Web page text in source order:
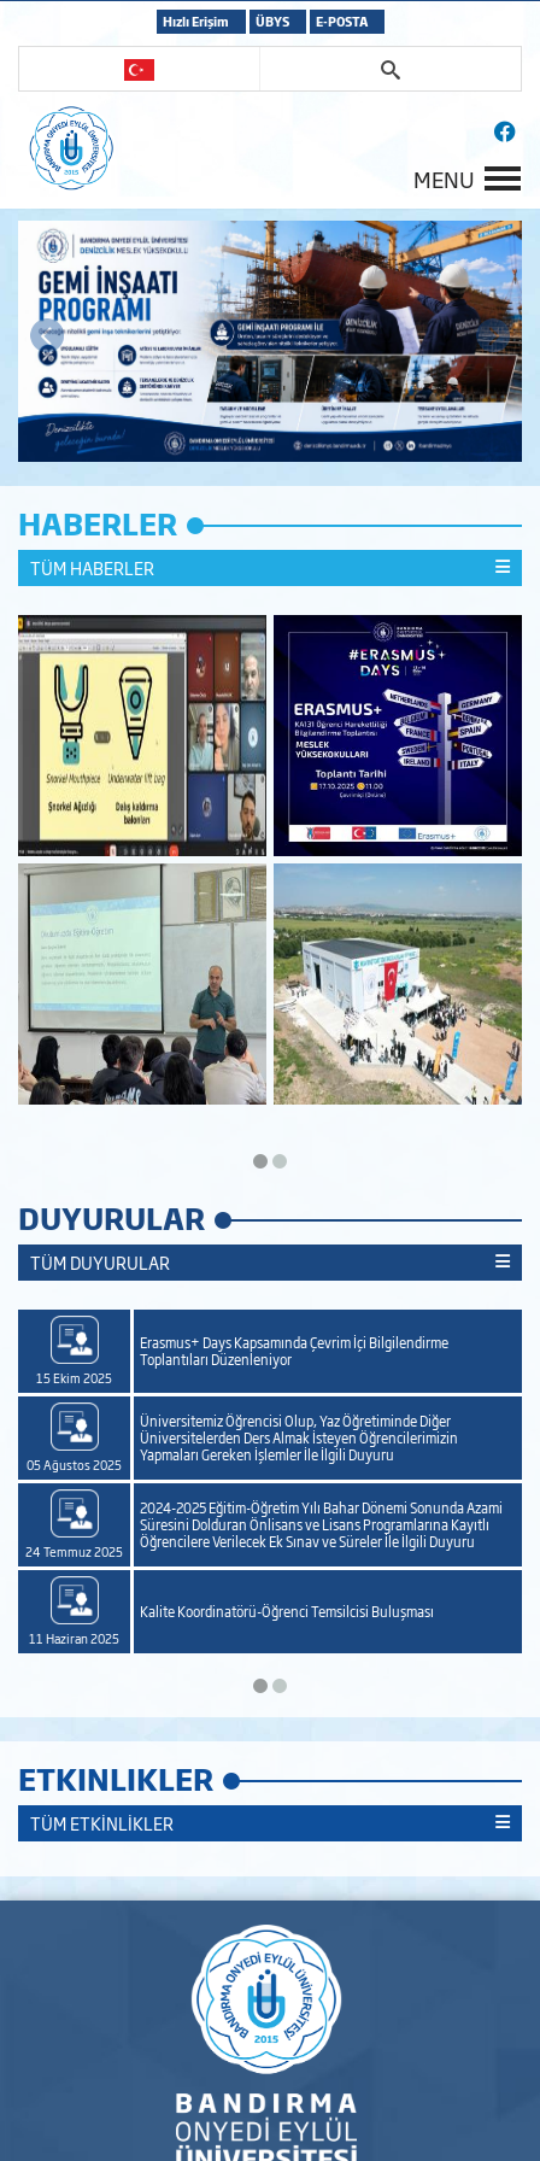
Hızlı Erişim ÜBYS E-POSTA
MENU
TÜM HABERLER
HABERLER
TÜM DUYURULAR
DUYURULAR
15 Ekim 2025
Erasmus+ Days Kapsamında Çevrim İçi Bilgilendirme
Toplantıları Düzenleniyor
05 Ağustos 2025
Üniversitemiz Öğrencisi Olup, Yaz Öğretiminde Diğer
Üniversitelerden Ders Almak İsteyen Öğrencilerimizin
Yapmaları Gereken İşlemler İle İlgili Duyuru
24 Temmuz 2025
2024-2025 Eğitim-Öğretim Yılı Bahar Dönemi Sonunda Azami
Süresini Dolduran Önlisans ve Lisans Programlarına Kayıtlı
Öğrencilere Verilecek Ek Sınav ve Süreler İle İlgili Duyuru
11 Haziran 2025
Kalite Koordinatörü-Öğrenci Temsilcisi Buluşması
TÜM ETKİNLİKLER
ETKINLIKLER